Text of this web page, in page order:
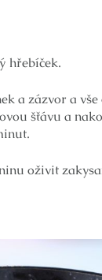
hřebíček.
a zázvor a vše
šťávu a
oživit